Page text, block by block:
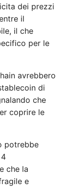
dei prezzi
il
il che
per le
avrebbero
di
che
coprire le
potrebbe
che la
e